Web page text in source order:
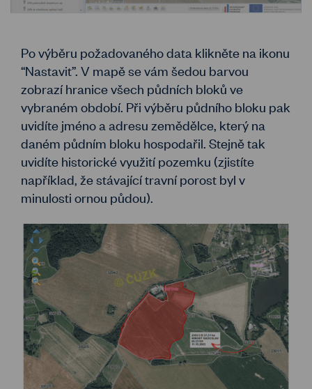
Po výběru požadovaného data klikněte na ikonu
“Nastavit”. V mapě se vám šedou barvou
zobrazí hranice všech půdních bloků ve
vybraném období. Při výběru půdního bloku pak
uvidíte jméno a adresu zemědělce, který na
daném půdním bloku hospodařil. Stejně tak
uvidíte historické využití pozemku (zjistíte
například, že stávající travní porost byl v
minulosti ornou půdou).